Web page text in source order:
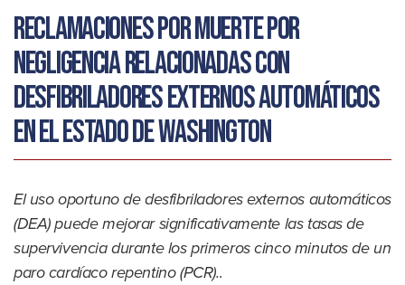
Reclamaciones por muerte por
negligencia relacionadas con
desfibriladores externos automáticos
en el estado de Washington
El uso oportuno de desfibriladores externos automáticos
(DEA) puede mejorar significativamente las tasas de
supervivencia durante los primeros cinco minutos de un
paro cardíaco repentino (PCR)..